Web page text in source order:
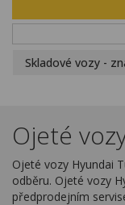
Financování
Novinky
Kontakty
Skladové vozy -
Ojeté
Ojeté vozy Hyundai
odběru. Ojeté vozy
předprodejním